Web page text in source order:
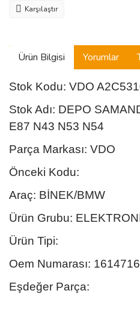
Karşılaştır
Ürün Bilgisi Yorumlar
Stok Kodu: VDO
Stok Adı: DEPO
E87 N43 N53 N54
Parça Markası: VDO
Önceki Kodu:
Araç: BİNEK/BMW
Ürün Grubu:
Ürün Tipi:
Oem Numarası:
Eşdeğer Parça: